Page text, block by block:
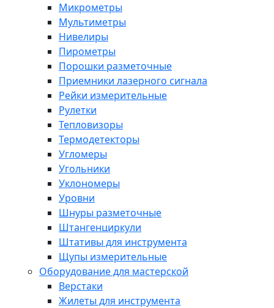
Микрометры
Мультиметры
Нивелиры
Пирометры
Порошки разметочные
Приемники лазерного сигнала
Рейки измерительные
Рулетки
Тепловизоры
Термодетекторы
Угломеры
Угольники
Уклономеры
Уровни
Шнуры разметочные
Штангенциркули
Штативы для инструмента
Щупы измерительные
Оборудование для мастерской
Верстаки
Жилеты для инструмента